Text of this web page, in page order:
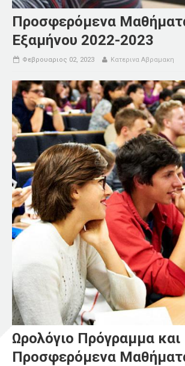
Προσφερόμενα
Εξαμήνου 2022-2023
Φεβρουαριος 02, 2023 Κατερινα Αβραμακη
Ωρολόγιο Πρόγραμμα και
Προσφερόμενα